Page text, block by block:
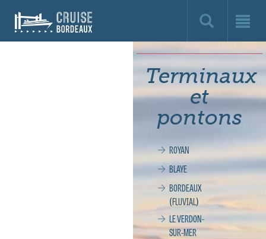
Cruise
Bordeaux,
Terminaux
et
pontons
ROYAN
BLAYE
BORDEAUX
(FLUVIAL)
LE VERDON-
SUR-MER